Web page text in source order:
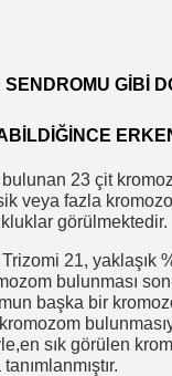
GIBI
23 çit
veya fazla
görülmektedir.
21, yaklaşık
bulunması
başka bir
sık görülen